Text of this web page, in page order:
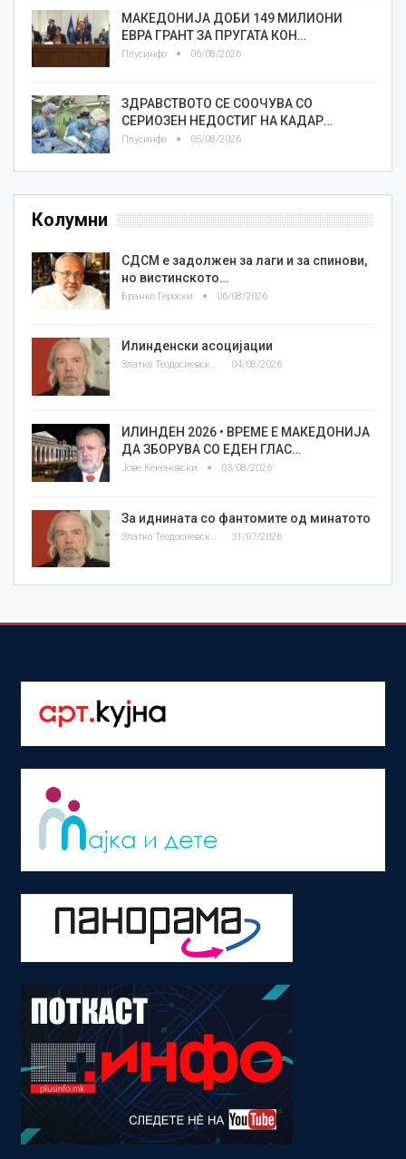
МАКЕДОНИЈА ДОБИ 149 МИЛИОНИ
ЕВРА ГРАНТ ЗА ПРУГАТА КОН…
Плусинфо 06/08/2026
ЗДРАВСТВОТО СЕ СООЧУВА СО
СЕРИОЗЕН НЕДОСТИГ НА КАДАР…
Плусинфо 05/08/2026
Колумни
СДСМ е задолжен за лаги и за спинови,
но вистинското…
Бранко Героски 06/08/2026
Илинденски асоцијации
Златко Теодосиевски 04/08/2026
ИЛИНДЕН 2026 • ВРЕМЕ Е МАКЕДОНИЈА
ДА ЗБОРУВА СО ЕДЕН ГЛАС…
Јове Кекеновски 03/08/2026
За иднината со фантомите од минатото
Златко Теодосиевски 31/07/2026